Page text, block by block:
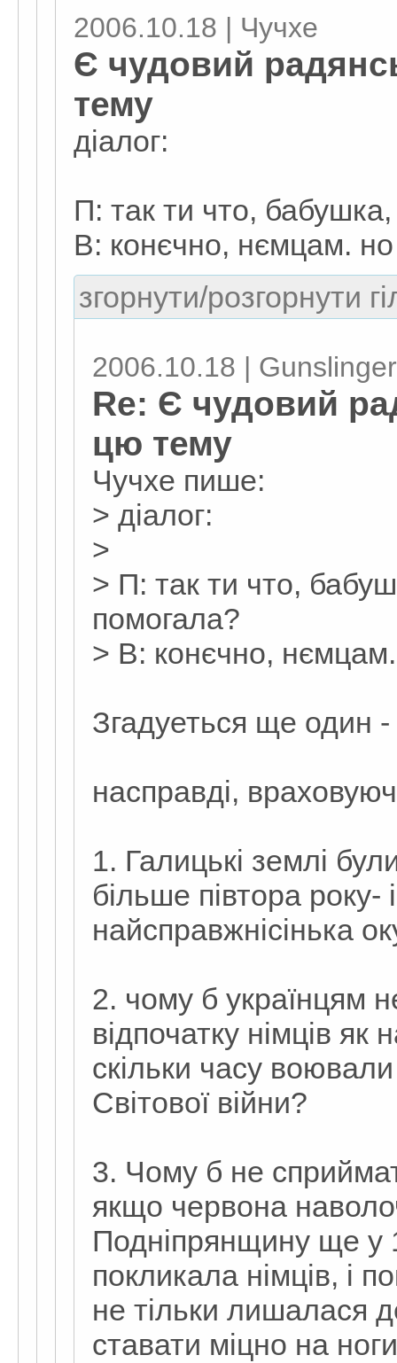
2006.10.18 | Чучхе
Є чудовий
тему
діалог:
П: так ти что,
В: конєчно, нємцам.
згорнути/розгорнути
2006.10.18 | Gunslinger
Re: Є чудовий
цю тему
Чучхе пише:
> діалог:
>
> П: так ти что,
помогала?
> В: конєчно,
Згадуеться ще один
насправді,
1. Галицькі землі
більше півтора року-
найсправжнісінька
2. чому б українцям
відпочатку німців
скільки часу
Світової війни?
3. Чому б не
якщо червона
Подніпрянщину ще у
покликала німців, і
не тільки лишалася
ставати міцно на